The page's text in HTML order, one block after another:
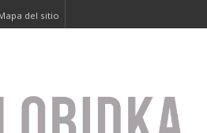
del sitio